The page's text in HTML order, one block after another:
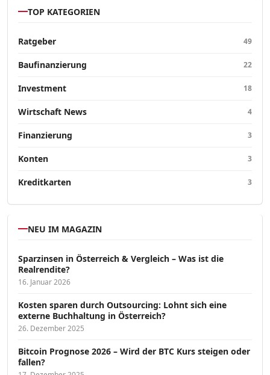
TOP KATEGORIEN
Ratgeber 49
Baufinanzierung 22
Investment 18
Wirtschaft News 4
Finanzierung 3
Konten 3
Kreditkarten 3
NEU IM MAGAZIN
Sparzinsen in Österreich & Vergleich – Was ist die
Realrendite?
16. Januar 2026
Kosten sparen durch Outsourcing: Lohnt sich eine
externe Buchhaltung in Österreich?
26. Dezember 2025
Bitcoin Prognose 2026 – Wird der BTC Kurs steigen oder
fallen?